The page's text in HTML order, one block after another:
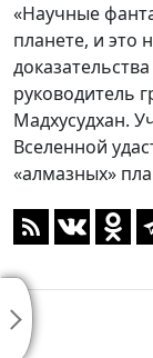
«Научные
планете, и это
руководитель
Мадхусудхан.
Вселенной
«алмазных»